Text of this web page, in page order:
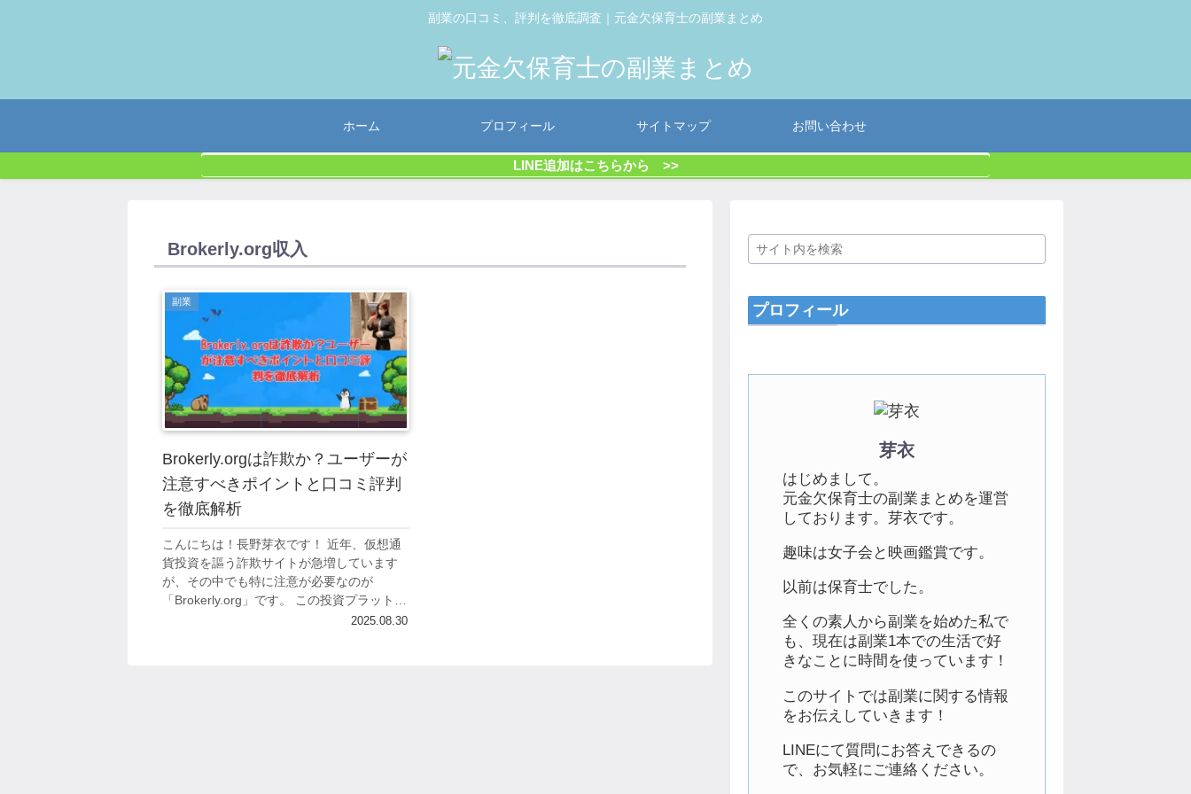
副業の口コミ、評判を徹底調査｜元金欠保育士の副業まとめ
ホーム プロフィール サイトマップ お問い合わせ
LINE追加はこちらから >>
Brokerly.org収入
副業
Brokerly.orgは詐欺か？ユーザーが
注意すべきポイントと口コミ評判
を徹底解析
こんにちは！長野芽衣です！ 近年、仮想通
貨投資を謳う詐欺サイトが急増しています
が、その中でも特に注意が必要なのが
「Brokerly.org」です。 この投資プラットフ
ォームは表面的には正当な仮想通貨取引所
2025.08.30
プロフィール
芽衣
はじめまして。
元金欠保育士の副業まとめを運営
しております。芽衣です。
趣味は女子会と映画鑑賞です。
以前は保育士でした。
全くの素人から副業を始めた私で
も、現在は副業1本での生活で好
きなことに時間を使っています！
このサイトでは副業に関する情報
をお伝えしていきます！
LINEにて質問にお答えできるの
で、お気軽にご連絡ください。